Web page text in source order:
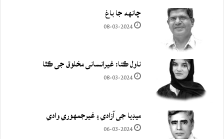
چانهه جا باغ
08-03-2024
ناول ڪتا: غيرانساني مخلوق جي ڪٿا
08-03-2024
ميڊيا جي آزادي ۽ غيرجمھوري وادي
06-03-2024